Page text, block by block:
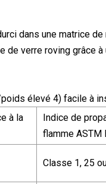
dans une matrice
de verre roving grâce
élevé 4) facile à
à la
Indice de
flamme ASTM
Classe 1, 25